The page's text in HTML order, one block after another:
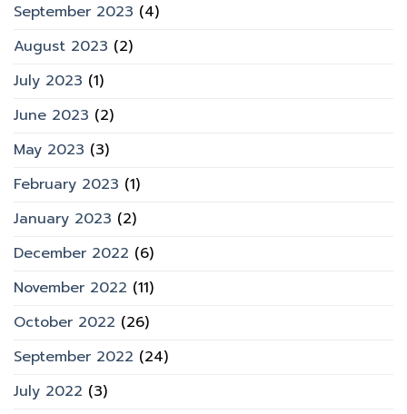
September 2023 (4)
August 2023 (2)
July 2023 (1)
June 2023 (2)
May 2023 (3)
February 2023 (1)
January 2023 (2)
December 2022 (6)
November 2022 (11)
October 2022 (26)
September 2022 (24)
July 2022 (3)